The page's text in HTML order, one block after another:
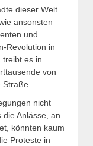
dieser Welt
ansonsten
und
Revolution in
treibt es in
von
Straße.
nicht
Anlässe, an
könnten kaum
Proteste in